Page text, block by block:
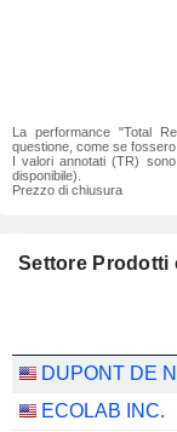
La performance "Total
questione, come se fossero
I valori annotati (TR)
disponibile).
Prezzo di chiusura
Settore Prodotti
ECOLAB INC.